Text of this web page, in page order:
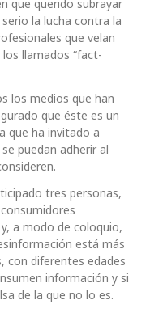
que querido subrayar
la lucha contra la
que velan
llamados “fact-
los medios que han
que éste es un
que ha invitado a
puedan adherir al
tres personas,
a modo de coloquio,
está más
con diferentes edades
información y si
de la que no lo es.